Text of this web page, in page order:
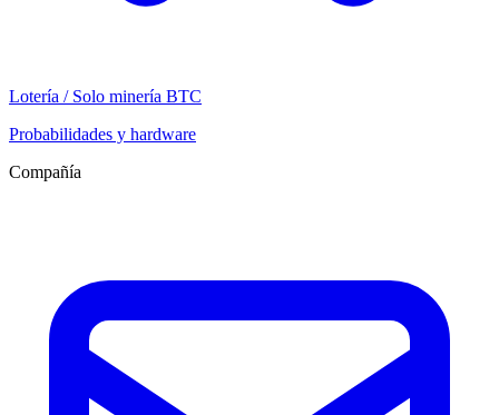
Lotería / Solo minería BTC
Probabilidades y hardware
Compañía